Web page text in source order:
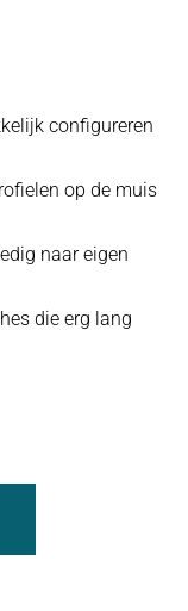
configureren
op de muis
naar eigen
die erg lang